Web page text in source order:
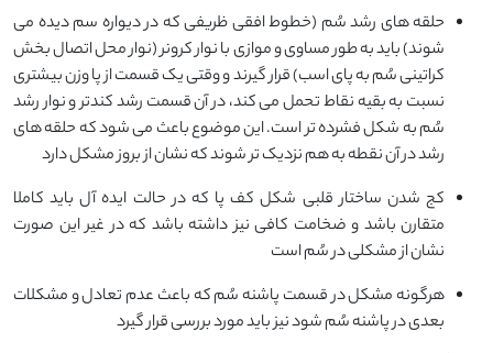
حلقه های رشد سُم (خطوط افقی ظریفی که در دیواره سم دیده می
شوند) باید به طور مساوی و موازی با نوار کرونر (نوار محل اتصال بخش
کراتینی سُم به پای اسب) قرار گیرند و وقتی یک قسمت از پا وزن بیشتری
نسبت به بقیه نقاط تحمل می کند، در آن قسمت رشد کندتر و نوار رشد
سُم به شکل فشرده تر است. این موضوع باعث می شود که حلقه های
رشد در آن نقطه به هم نزدیک تر شوند که نشان از بروز مشکل دارد
کج شدن ساختار قلبی شکل کف پا که در حالت ایده آل باید کاملا
متقارن باشد و ضخامت کافی نیز داشته باشد که در غیر این صورت
نشان از مشکلی در سُم است
هرگونه مشکل در قسمت پاشنه سُم که باعث عدم تعادل و مشکلات
بعدی در پاشنه سُم شود نیز باید مورد بررسی قرار گیرد